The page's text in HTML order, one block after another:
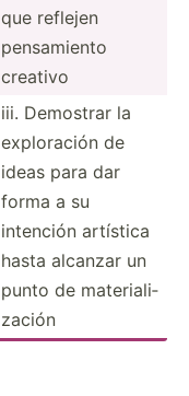
que reflejen
pensam­iento
creativo
iii. Demostrar la
explor­ación de
ideas para dar
forma a su
intención artística
hasta alcanzar un
punto de materi­ali­
zación